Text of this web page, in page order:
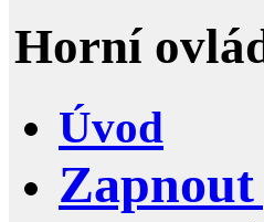
Horní
Úvod